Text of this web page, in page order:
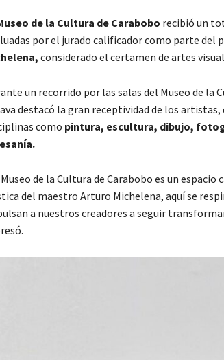
de la Cultura de Carabobo recibió un
por el jurado calificador como parte del
considerado el certamen de artes
un recorrido por las salas del Museo de
destacó la gran receptividad de los
como pintura, escultura, dibujo,
de la Cultura de Carabobo es un
del maestro Arturo Michelena, aquí se
a nuestros creadores a seguir